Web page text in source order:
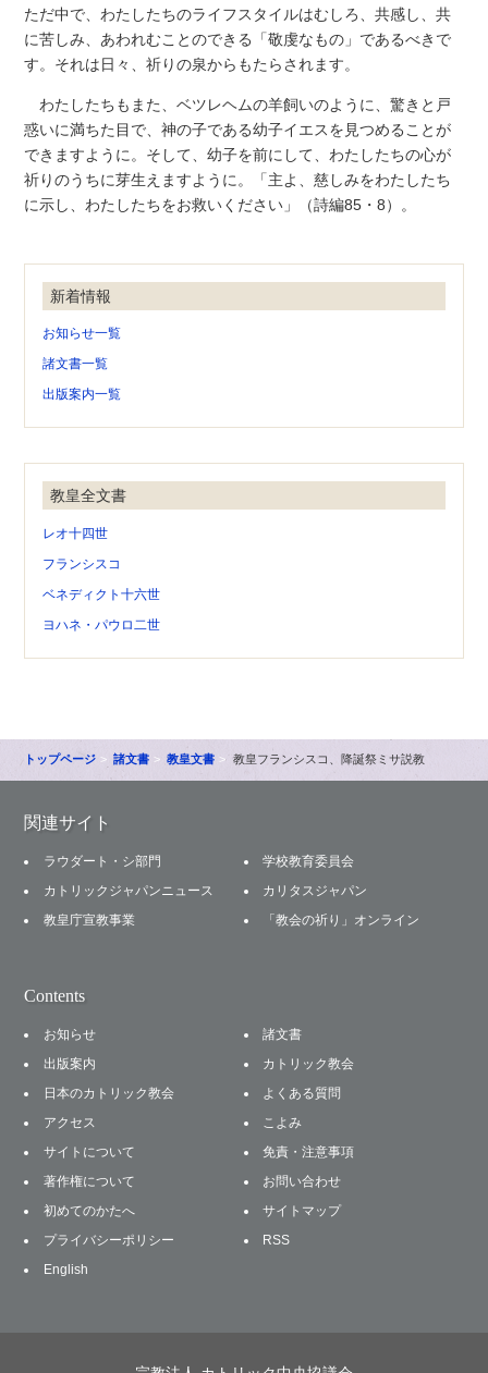
ただ中で、わたしたちのライフスタイルはむしろ、共感し、共
に苦しみ、あわれむことのできる「敬虔なもの」であるべきで
す。それは日々、祈りの泉からもたらされます。
わたしたちもまた、ベツレヘムの羊飼いのように、驚きと戸
惑いに満ちた目で、神の子である幼子イエスを見つめることが
できますように。そして、幼子を前にして、わたしたちの心が
祈りのうちに芽生えますように。「主よ、慈しみをわたしたち
に示し、わたしたちをお救いください」（詩編85・8）。
新着情報
お知らせ一覧
諸文書一覧
出版案内一覧
教皇全文書
レオ十四世
フランシスコ
ベネディクト十六世
ヨハネ・パウロ二世
トップページ 諸文書 教皇文書 教皇フランシスコ、降誕祭ミサ説教
関連サイト
ラウダート・シ部門
学校教育委員会
カトリックジャパンニュース
カリタスジャパン
教皇庁宣教事業
「教会の祈り」オンライン
Contents
お知らせ
諸文書
出版案内
カトリック教会
日本のカトリック教会
よくある質問
アクセス
こよみ
サイトについて
免責・注意事項
著作権について
お問い合わせ
初めてのかたへ
サイトマップ
プライバシーポリシー
RSS
English